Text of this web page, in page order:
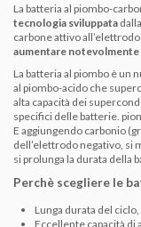
La batteria al piombo-
tecnologia sviluppata
carbone attivo
aumentare notevolmente
La batteria al piombo è un
al piombo-acido che
alta capacità dei
specifici delle batterie.
E aggiungendo carbonio
dell’elettrodo negativo, si
si prolunga la durata della
Perchè scegliere le
Lunga durata del
Eccellente capacità di